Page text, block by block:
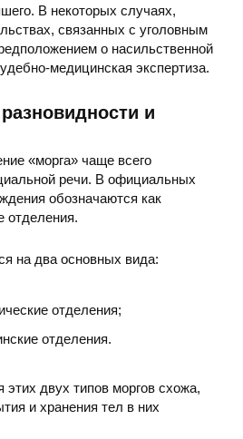
В некоторых случаях,
связанных с уголовным
о насильственной
медицинская экспертиза.
и
«морга» чаще всего
речи. В официальных
обозначаются как
отделения.
на два основных вида:
отделения;
отделения.
двух типов моргов схожа,
и хранения тел в них